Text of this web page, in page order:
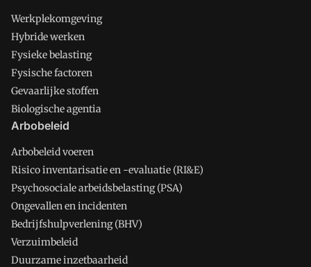
Werkplekomgeving
Hybride werken
Fysieke belasting
Fysische factoren
Gevaarlijke stoffen
Biologische agentia
Arbobeleid
Arbobeleid voeren
Risico inventarisatie en -evaluatie (RI&E)
Psychosociale arbeidsbelasting (PSA)
Ongevallen en incidenten
Bedrijfshulpverlening (BHV)
Verzuimbeleid
Duurzame inzetbaarheid